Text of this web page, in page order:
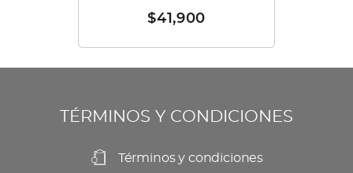
$41,900
TÉRMINOS Y CONDICIONES
Términos y condiciones